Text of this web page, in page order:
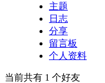
主题
日志
分享
留言板
个人资料
当前共有 1 个好友